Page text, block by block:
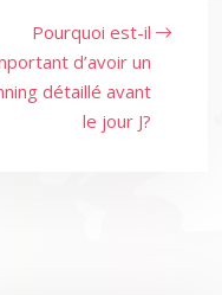
Pourquoi est-il
d’avoir un
détaillé avant
le jour J?